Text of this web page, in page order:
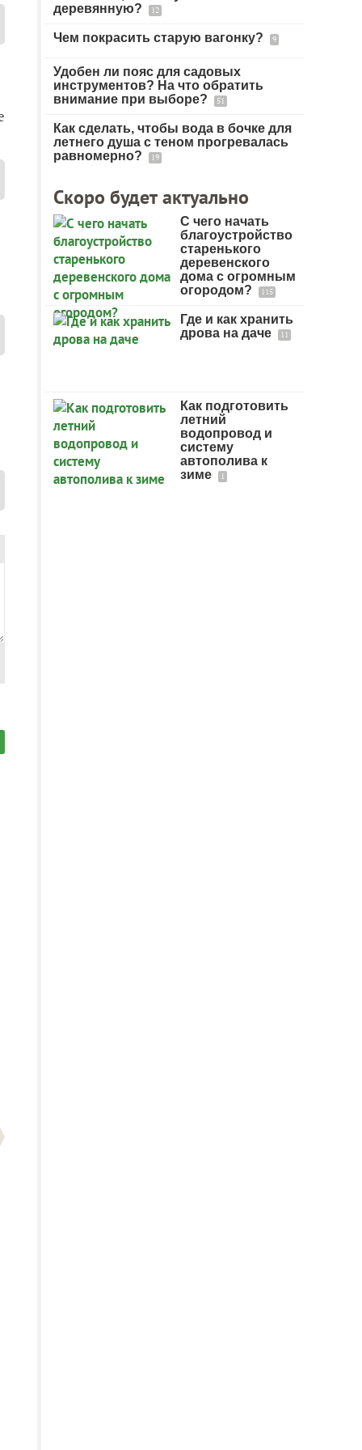
деревянную?
12
Чем покрасить старую вагонку? 9
Удобен ли пояс для садовых
инструментов? На что обратить
внимание при выборе?
51
Как сделать, чтобы вода в бочке для
летнего душа с теном прогревалась
равномерно?
19
Скоро будет актуально
С чего начать
благоустройство
старенького
деревенского
дома с огромным
огородом?
115
Где и как хранить
дрова на даче
11
Как подготовить
летний
водопровод и
систему
автополива к
зиме
1